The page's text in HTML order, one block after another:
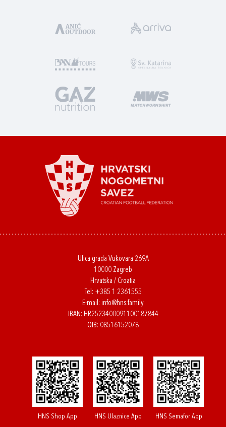
Ulica grada Vukovara 269A
10000 Zagreb
Hrvatska / Croatia
Tel: +385 1 2361555
E-mail: info@hns.family
IBAN: HR2523400091100187844
OIB: 08516152078
HNS Shop App HNS Ulaznice App HNS Semafor App